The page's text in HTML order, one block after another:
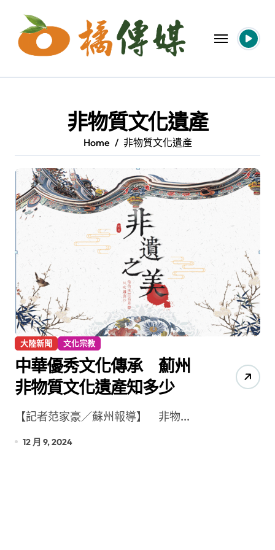
content
非物質文化遺產
Home 非物質文化遺產
大陸新聞 文化宗教
中華優秀文化傳承 薊州
非物質文化遺產知多少
【記者范家豪／蘇州報導】 非物...
12 月 9, 2024